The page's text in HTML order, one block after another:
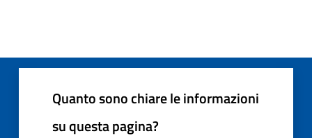
Quanto sono chiare le informazioni
su questa pagina?